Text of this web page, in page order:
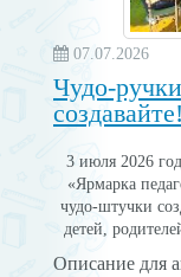
07.07.2026
Чудо-
создавайте!
3 июля 2026
«Ярмарка
чудо-штучки
детей,
Описание для